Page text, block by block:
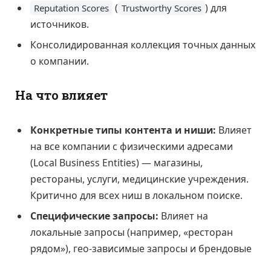
Reputation Scores ( Trustworthy Scores ) для
источников.
Консолидированная коллекция точных данных
о компании.
На что влияет
Конкретные типы контента и ниши: Влияет
на все компании с физическими адресами
(Local Business Entities) — магазины,
рестораны, услуги, медицинские учреждения.
Критично для всех ниш в локальном поиске.
Специфические запросы: Влияет на
локальные запросы (например, «ресторан
рядом»), гео-зависимые запросы и брендовые